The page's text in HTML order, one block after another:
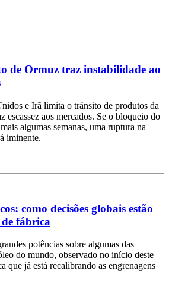
de Ormuz traz instabilidade ao
e Irã limita o trânsito de produtos da
escassez aos mercados. Se o bloqueio do
algumas semanas, uma ruptura na
iminente.
como decisões globais estão
fábrica
potências sobre algumas das
do mundo, observado no início deste
que já está recalibrando as engrenagens